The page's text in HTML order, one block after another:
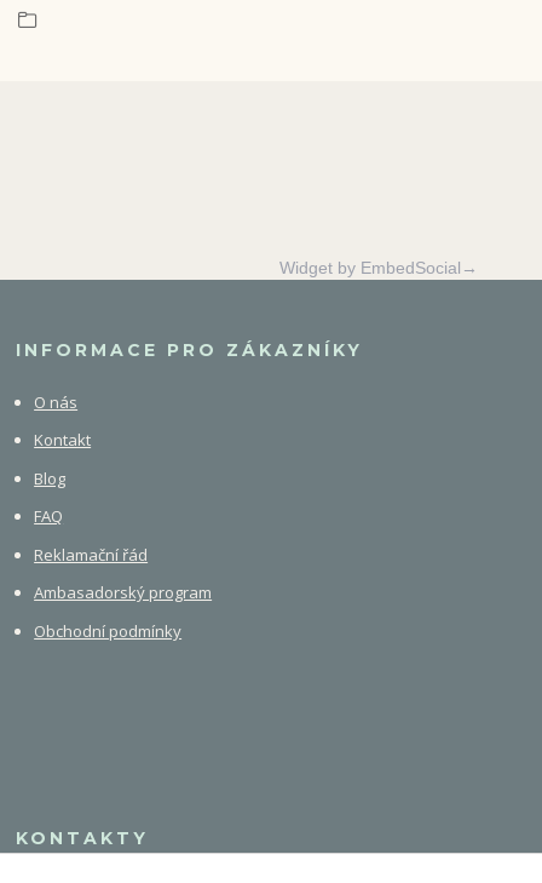
Widget by EmbedSocial→
INFORMACE PRO ZÁKAZNÍKY
O nás
Kontakt
Blog
FAQ
Reklamační řád
Ambasadorský program
Obchodní podmínky
KONTAKTY